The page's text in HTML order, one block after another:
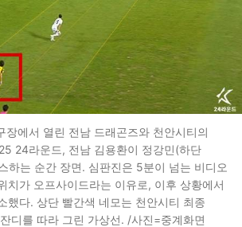
장에서 열린 전남 드래곤즈와 천안시티의
24라운드, 전남 김용환이 정강민(하단
하는 순간 장면. 심판진은 5분이 넘는 비디오
치가 오프사이드라는 이유로, 이후 상황에서
했다. 상단 빨간색 네모는 천안시티 최종
디를 따라 그린 가상선. /사진=중계화면